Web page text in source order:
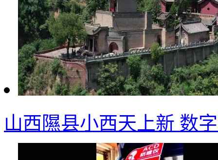
山西隰县小西天上新 数